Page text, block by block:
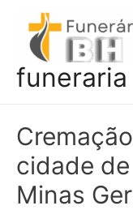
conteúdo
funeraria
cidade
Minas